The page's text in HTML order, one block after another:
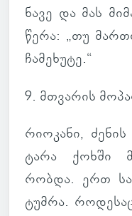
ნავე და მას
წერა: „თუ
ჩა­მე­ხუტე.“
9. მთვა­რის
რი­ო­კანი,
ტარა ქოხში
რობდა. ერთ
ტუმრა.